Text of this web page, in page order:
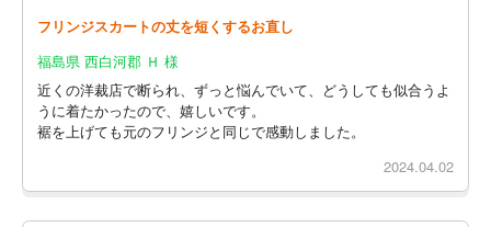
フリンジスカートの丈を短くするお直し
福島県 西白河郡 Ｈ 様
近くの洋裁店で断られ、ずっと悩んでいて、どうしても似合うよ
うに着たかったので、嬉しいです。
裾を上げても元のフリンジと同じで感動しました。
2024.04.02